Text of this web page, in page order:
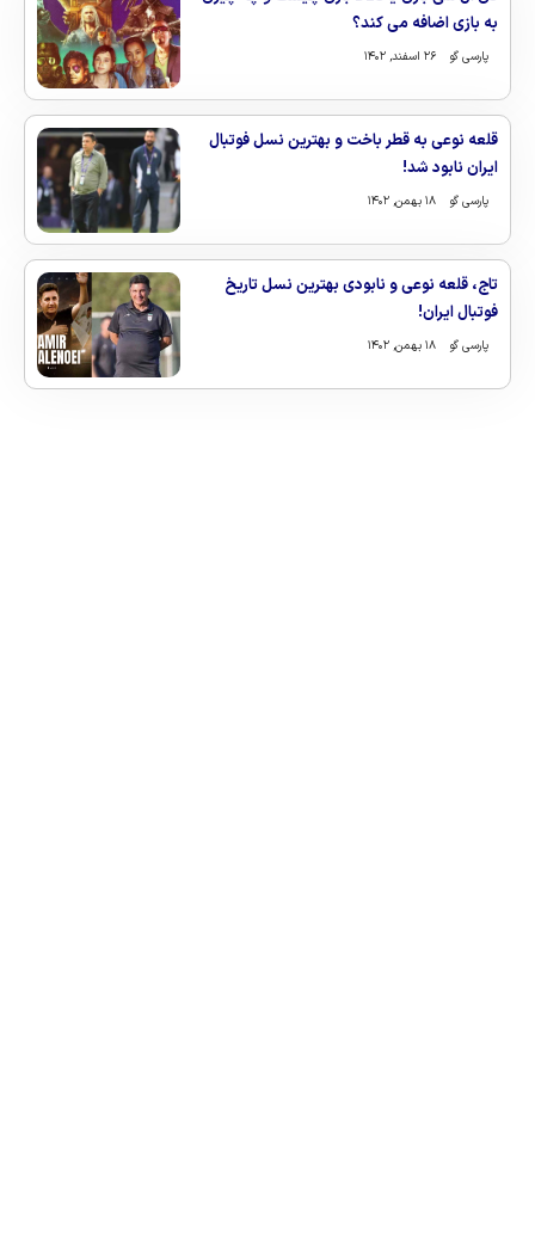
به بازی اضافه می کند؟
پارسی گو ۲۶ اسفند, ۱۴۰۲
قلعه نوعی به قطر باخت و بهترین نسل فوتبال
ایران نابود شد!
پارسی گو ۱۸ بهمن, ۱۴۰۲
تاج، قلعه نوعی و نابودی بهترین نسل تاریخ
فوتبال ایران!
پارسی گو ۱۸ بهمن, ۱۴۰۲